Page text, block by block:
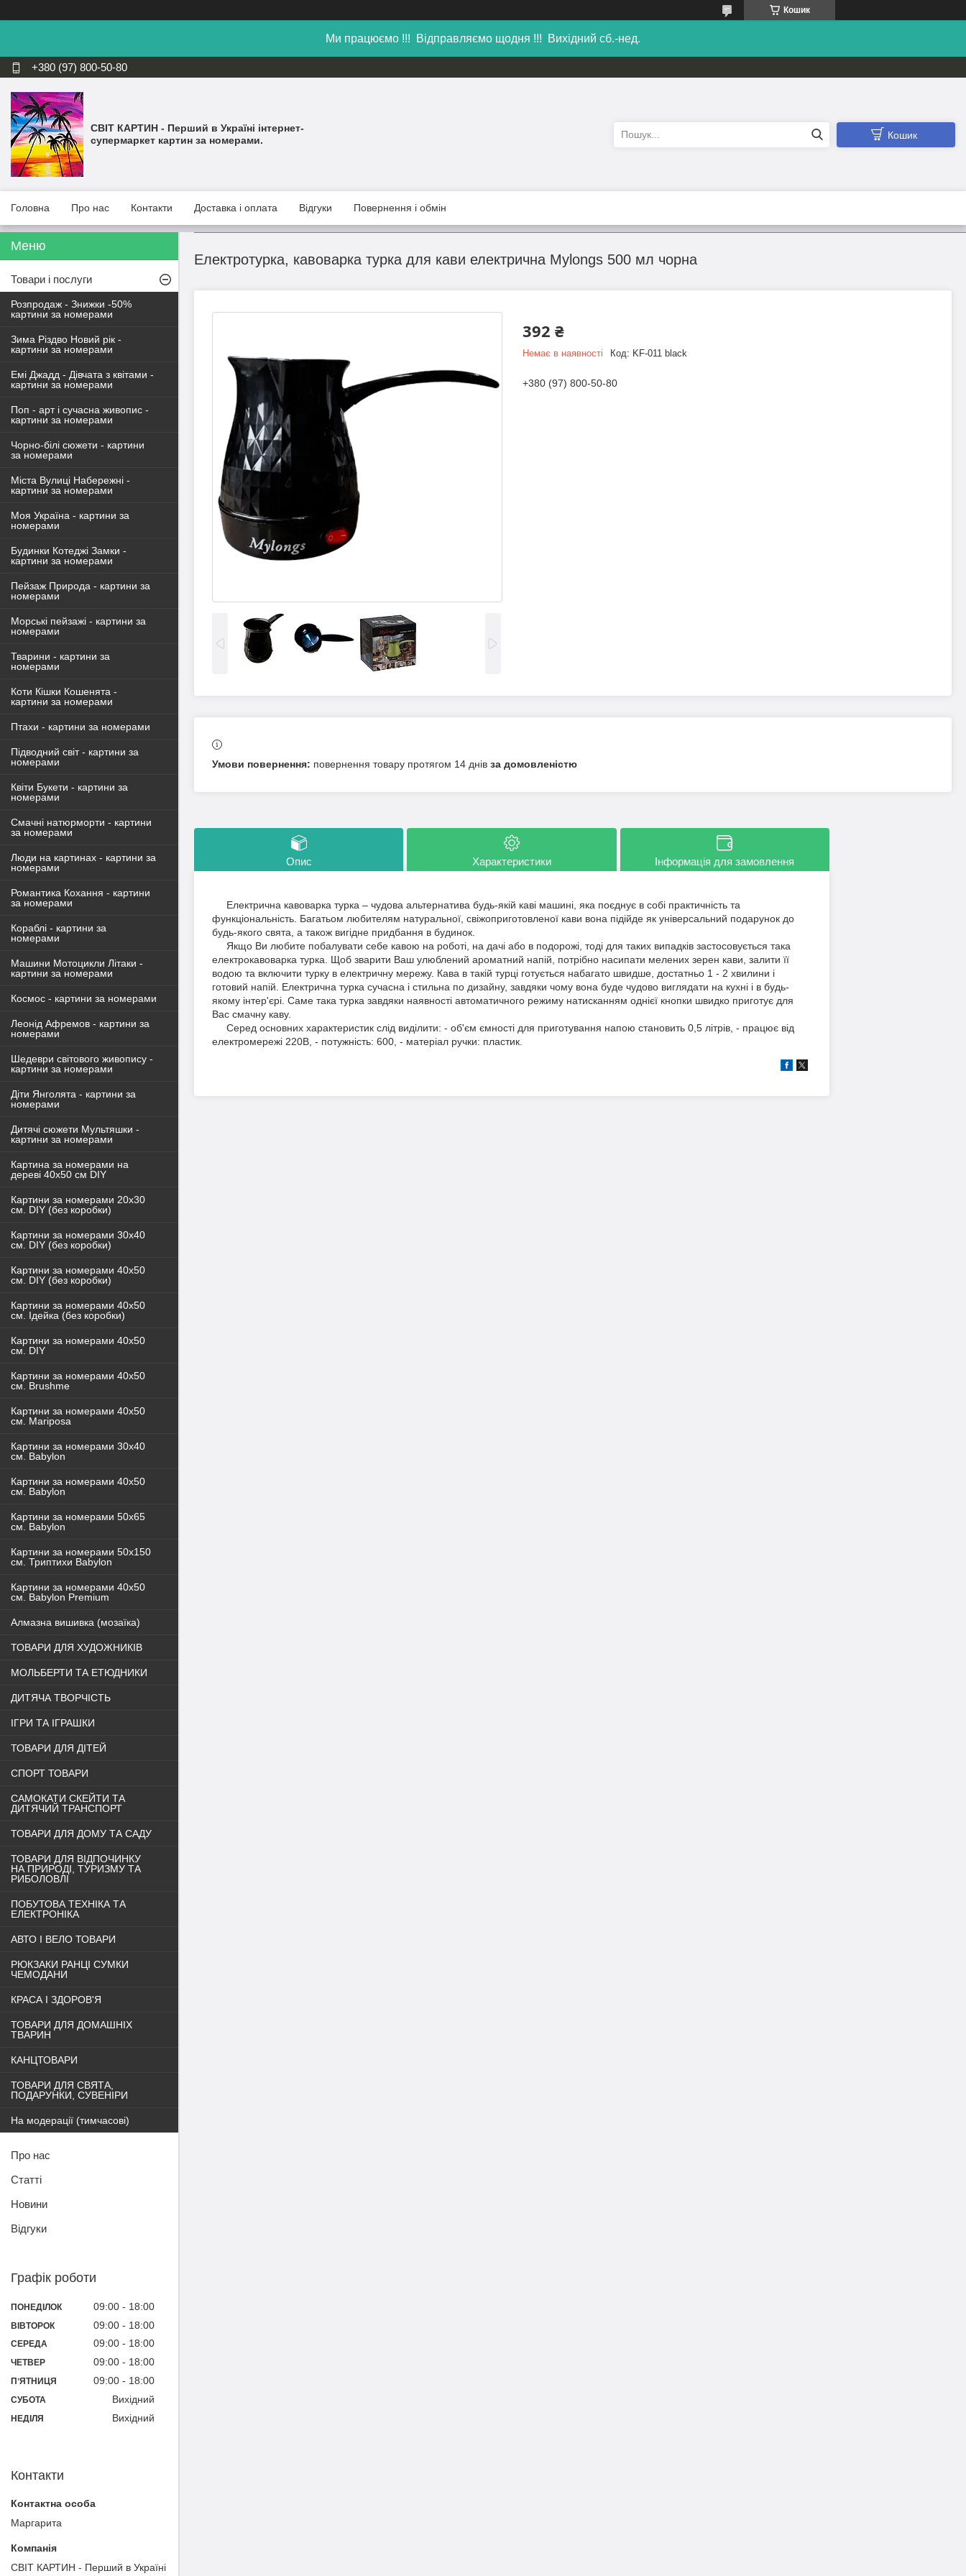
Кошик
Ми працюємо !!! Відправляємо щодня !!! Вихідний сб.-нед.
+380 (97) 800-50-80
СВІТ КАРТИН - Перший в Україні інтернет-
супермаркет картин за номерами.
Кошик
Головна Про нас Контакти Доставка і оплата Відгуки Повернення і обмін
Електротурка, кавоварка турка для кави електрична Mylongs 500 мл чорна
392 ₴
Немає в наявності Код: KF-011 black
+380 (97) 800-50-80
повернення товару протягом 14 днів за домовленістю
Опис Характеристики Інформація для замовлення
Електрична кавоварка турка – чудова альтернатива будь-якій каві машині, яка поєднує в собі практичність та
функціональність. Багатьом любителям натуральної, свіжоприготовленої кави вона підійде як універсальний подарунок до
будь-якого свята, а також вигідне придбання в будинок.
Якщо Ви любите побалувати себе кавою на роботі, на дачі або в подорожі, тоді для таких випадків застосовується така
електрокавоварка турка. Щоб зварити Ваш улюблений ароматний напій, потрібно насипати мелених зерен кави, залити її
водою та включити турку в електричну мережу. Кава в такій турці готується набагато швидше, достатньо 1 - 2 хвилини і
готовий напій. Електрична турка сучасна і стильна по дизайну, завдяки чому вона буде чудово виглядати на кухні і в будь-
якому інтер'єрі. Саме така турка завдяки наявності автоматичного режиму натисканням однієї кнопки швидко приготує для
Вас смачну каву.
Серед основних характеристик слід виділити: - об'єм ємності для приготування напою становить 0,5 літрів, - працює від
електромережі 220В, - потужність: 600, - матеріал ручки: пластик.
Товари і послуги
Розпродаж - Знижки -50%
картини за номерами
Зима Різдво Новий рік -
картини за номерами
Емі Джадд - Дівчата з квітами -
картини за номерами
Поп - арт і сучасна живопис -
картини за номерами
Чорно-білі сюжети - картини
за номерами
Міста Вулиці Набережні -
картини за номерами
Моя Україна - картини за
номерами
Будинки Котеджі Замки -
картини за номерами
Пейзаж Природа - картини за
номерами
Морські пейзажі - картини за
номерами
Тварини - картини за
номерами
Коти Кішки Кошенята -
картини за номерами
Птахи - картини за номерами
Підводний світ - картини за
номерами
Квіти Букети - картини за
номерами
Смачні натюрморти - картини
за номерами
Люди на картинах - картини за
номерами
Романтика Кохання - картини
за номерами
Кораблі - картини за
номерами
Машини Мотоцикли Літаки -
картини за номерами
Космос - картини за номерами
Леонід Афремов - картини за
номерами
Шедеври світового живопису -
картини за номерами
Діти Янголята - картини за
номерами
Дитячі сюжети Мультяшки -
картини за номерами
Картина за номерами на
дереві 40х50 см DIY
Картини за номерами 20х30
см. DIY (без коробки)
Картини за номерами 30х40
см. DIY (без коробки)
Картини за номерами 40х50
см. DIY (без коробки)
Картини за номерами 40x50
см. Ідейка (без коробки)
Картини за номерами 40х50
см. DIY
Картини за номерами 40х50
см. Brushme
Картини за номерами 40х50
см. Mariposa
Картини за номерами 30х40
см. Babylon
Картини за номерами 40х50
см. Babylon
Картини за номерами 50х65
см. Babylon
Картини за номерами 50х150
см. Триптихи Babylon
Картини за номерами 40х50
см. Babylon Premium
Алмазна вишивка (мозаїка)
ТОВАРИ ДЛЯ ХУДОЖНИКІВ
МОЛЬБЕРТИ ТА ЕТЮДНИКИ
ДИТЯЧА ТВОРЧІСТЬ
ІГРИ ТА ІГРАШКИ
ТОВАРИ ДЛЯ ДІТЕЙ
СПОРТ ТОВАРИ
САМОКАТИ СКЕЙТИ ТА
ДИТЯЧИЙ ТРАНСПОРТ
ТОВАРИ ДЛЯ ДОМУ ТА САДУ
ТОВАРИ ДЛЯ ВІДПОЧИНКУ
НА ПРИРОДІ, ТУРИЗМУ ТА
РИБОЛОВЛІ
ПОБУТОВА ТЕХНІКА ТА
ЕЛЕКТРОНІКА
АВТО І ВЕЛО ТОВАРИ
РЮКЗАКИ РАНЦІ СУМКИ
ЧЕМОДАНИ
КРАСА І ЗДОРОВ'Я
ТОВАРИ ДЛЯ ДОМАШНІХ
ТВАРИН
КАНЦТОВАРИ
ТОВАРИ ДЛЯ СВЯТА,
ПОДАРУНКИ, СУВЕНІРИ
На модерації (тимчасові)
Про нас
Статті
Новини
Відгуки
Графік роботи
ПОНЕДІЛОК 09:00 18:00
ВІВТОРОК 09:00 18:00
СЕРЕДА 09:00 18:00
ЧЕТВЕР 09:00 18:00
ПʼЯТНИЦЯ 09:00 18:00
СУБОТА Вихідний
НЕДІЛЯ Вихідний
Контакти
Маргарита
СВІТ КАРТИН - Перший в Україні